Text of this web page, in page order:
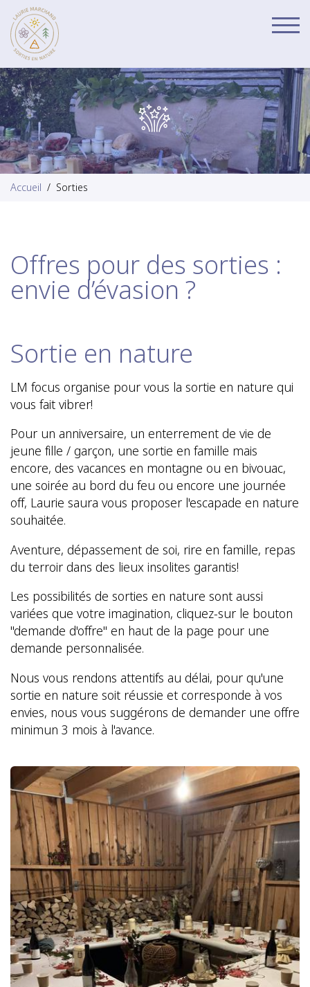
Accueil Sorties
Offres pour des sorties :
envie d’évasion ?
Sortie en nature
LM focus organise pour vous la sortie en nature qui
vous fait vibrer!
Pour un anniversaire, un enterrement de vie de
jeune fille / garçon, une sortie en famille mais
encore, des vacances en montagne ou en bivouac,
une soirée au bord du feu ou encore une journée
off, Laurie saura vous proposer l'escapade en nature
souhaitée.
Aventure, dépassement de soi, rire en famille, repas
du terroir dans des lieux insolites garantis!
Les possibilités de sorties en nature sont aussi
variées que votre imagination, cliquez-sur le bouton
"demande d'offre" en haut de la page pour une
demande personnalisée.
Nous vous rendons attentifs au délai, pour qu'une
sortie en nature soit réussie et corresponde à vos
envies, nous vous suggérons de demander une offre
minimun 3 mois à l'avance.